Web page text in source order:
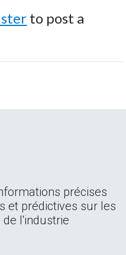
to post a
précises
et prédictives sur les
l'industrie